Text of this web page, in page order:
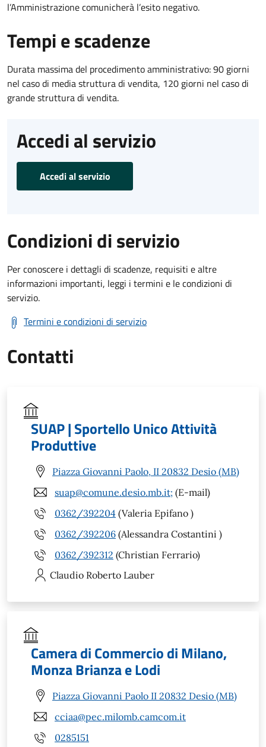
l’Amministrazione comunicherà l’esito negativo.
Tempi e scadenze
Durata massima del procedimento amministrativo: 90 giorni
nel caso di media struttura di vendita, 120 giorni nel caso di
grande struttura di vendita.
Accedi al servizio
Accedi al servizio
Condizioni di servizio
Per conoscere i dettagli di scadenze, requisiti e altre
informazioni importanti, leggi i termini e le condizioni di
servizio.
Termini e condizioni di servizio
Contatti
SUAP | Sportello Unico Attività
Produttive
Piazza Giovanni Paolo, II 20832 Desio (MB)
suap@comune.desio.mb.it; (E-mail)
0362/392204 (Valeria Epifano )
0362/392206 (Alessandra Costantini )
0362/392312 (Christian Ferrario)
Claudio Roberto Lauber
Camera di Commercio di Milano,
Monza Brianza e Lodi
Piazza Giovanni Paolo II 20832 Desio (MB)
cciaa@pec.milomb.camcom.it
0285151